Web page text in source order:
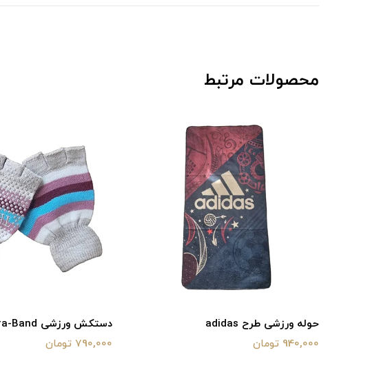
محصولات مرتبط
حوله ورزشی طرح adidas
940,000 تومان
دستکش ورزشی Thera-Band
790,000 تومان